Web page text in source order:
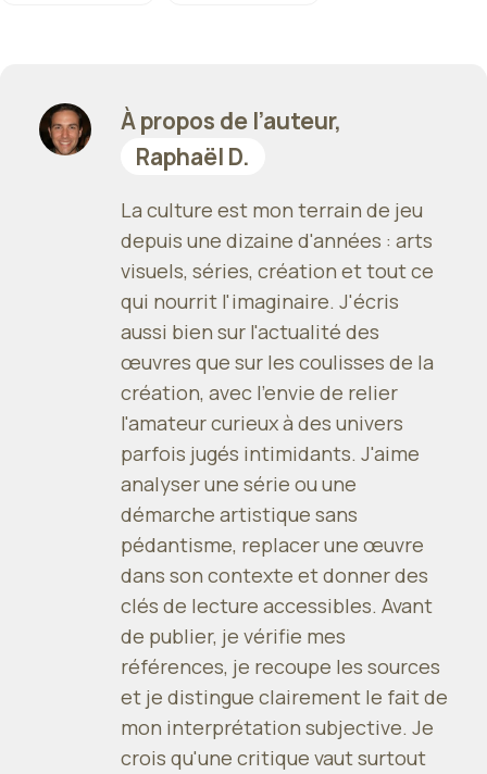
À propos de l’auteur,
Raphaël D.
La culture est mon terrain de jeu
depuis une dizaine d'années : arts
visuels, séries, création et tout ce
qui nourrit l'imaginaire. J'écris
aussi bien sur l'actualité des
œuvres que sur les coulisses de la
création, avec l'envie de relier
l'amateur curieux à des univers
parfois jugés intimidants. J'aime
analyser une série ou une
démarche artistique sans
pédantisme, replacer une œuvre
dans son contexte et donner des
clés de lecture accessibles. Avant
de publier, je vérifie mes
références, je recoupe les sources
et je distingue clairement le fait de
mon interprétation subjective. Je
crois qu'une critique vaut surtout